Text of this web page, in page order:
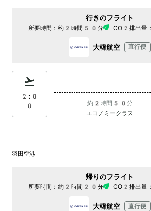
行きのフライト
所要時間： 約2時間50分 CO2排出量：
大韓航空 直行便
2:0
0
約2時間50分
エコノミークラス
羽田空港
帰りのフライト
所要時間： 約2時間20分 CO2排出量：
大韓航空 直行便